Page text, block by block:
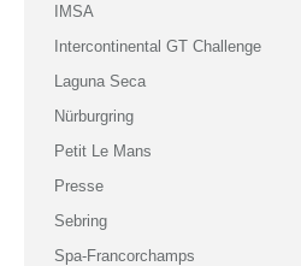
IMSA
Intercontinental GT Challenge
Laguna Seca
Nürburgring
Petit Le Mans
Presse
Sebring
Spa-Francorchamps